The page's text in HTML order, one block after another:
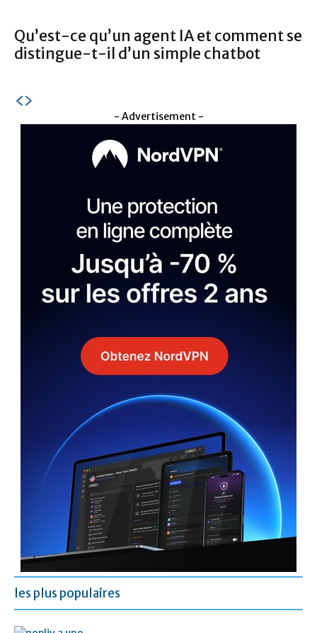
Qu’est-ce qu’un agent IA et comment se
distingue-t-il d’un simple chatbot
- Advertisement -
les plus populaires